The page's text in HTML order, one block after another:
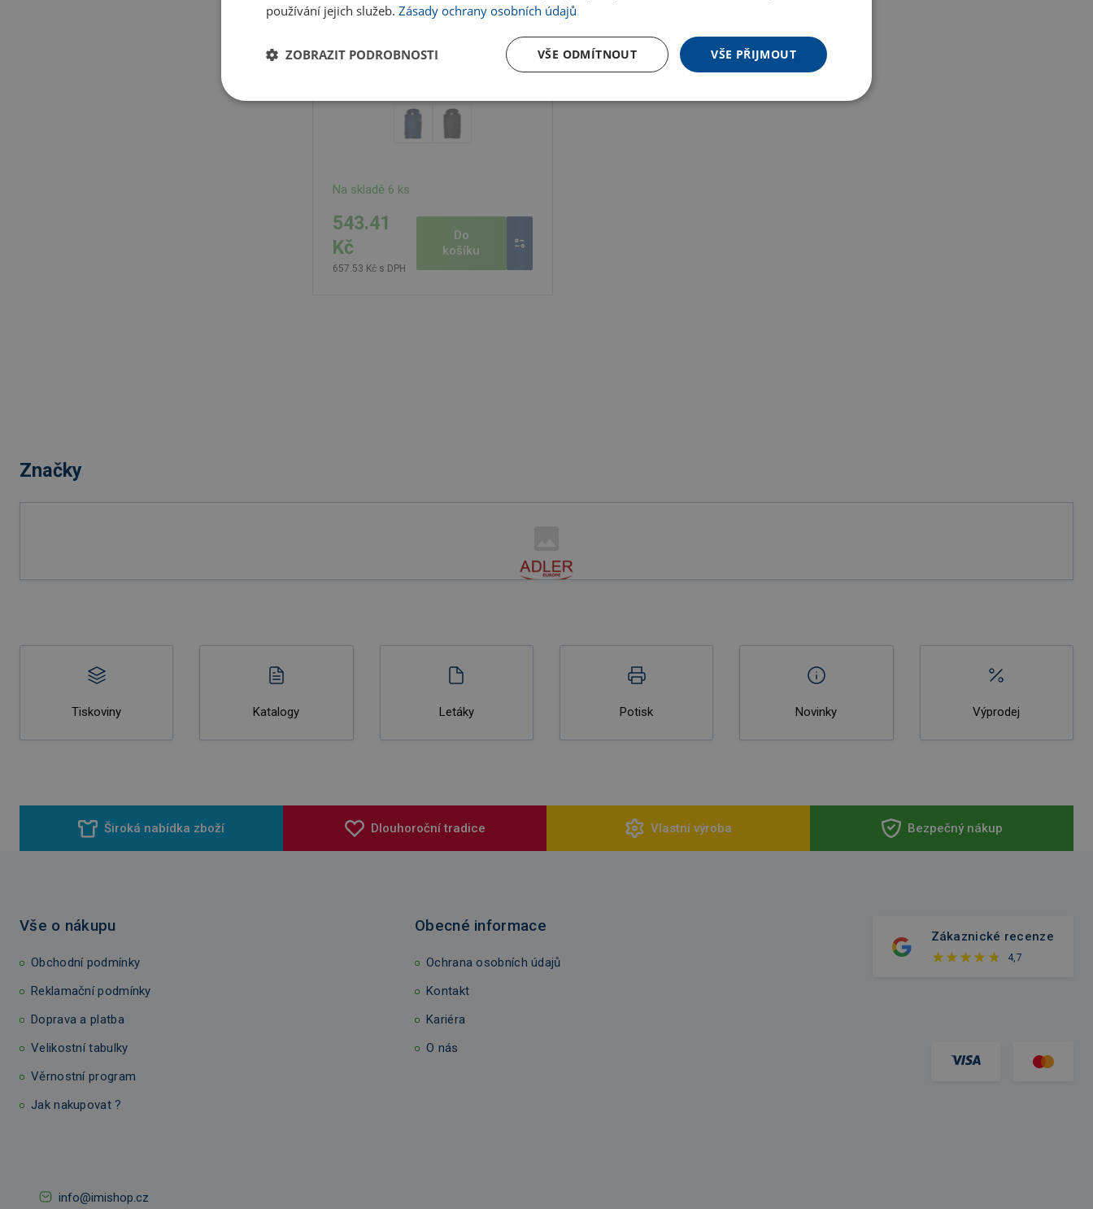
Na skladě 6 ks
543.41
Kč
657.53 Kč s DPH
Do
košíku
Značky
Tiskoviny Katalogy Letáky Potisk Novinky Výprodej
Široká nabídka zboží Dlouhoroční tradice Vlastní výroba Bezpečný nákup
Vše o nákupu
Obchodní podmínky
Reklamační podmínky
Doprava a platba
Velikostní tabulky
Věrnostní program
Jak nakupovat ?
Obecné informace
Ochrana osobních údajů
Kontakt
Kariéra
O nás
Zákaznické recenze
4,7
info@imishop.cz
používání jejich služeb. Zásady ochrany osobních údajů
VŠE PŘIJMOUT
VŠE ODMÍTNOUT
ZOBRAZIT PODROBNOSTI